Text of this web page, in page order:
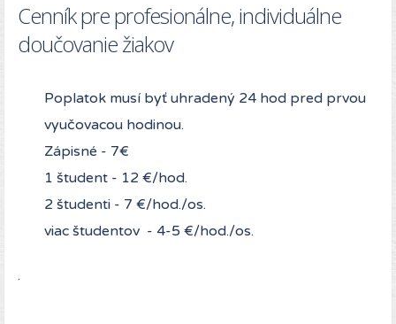
Cenník pre profesionálne, individuálne
doučovanie žiakov
Poplatok musí byť uhradený 24 hod pred prvou
vyučovacou hodinou.
Zápisné - 7€
1 študent - 12 €/hod.
2 študenti - 7 €/hod./os.
viac študentov - 4-5 €/hod./os.
.